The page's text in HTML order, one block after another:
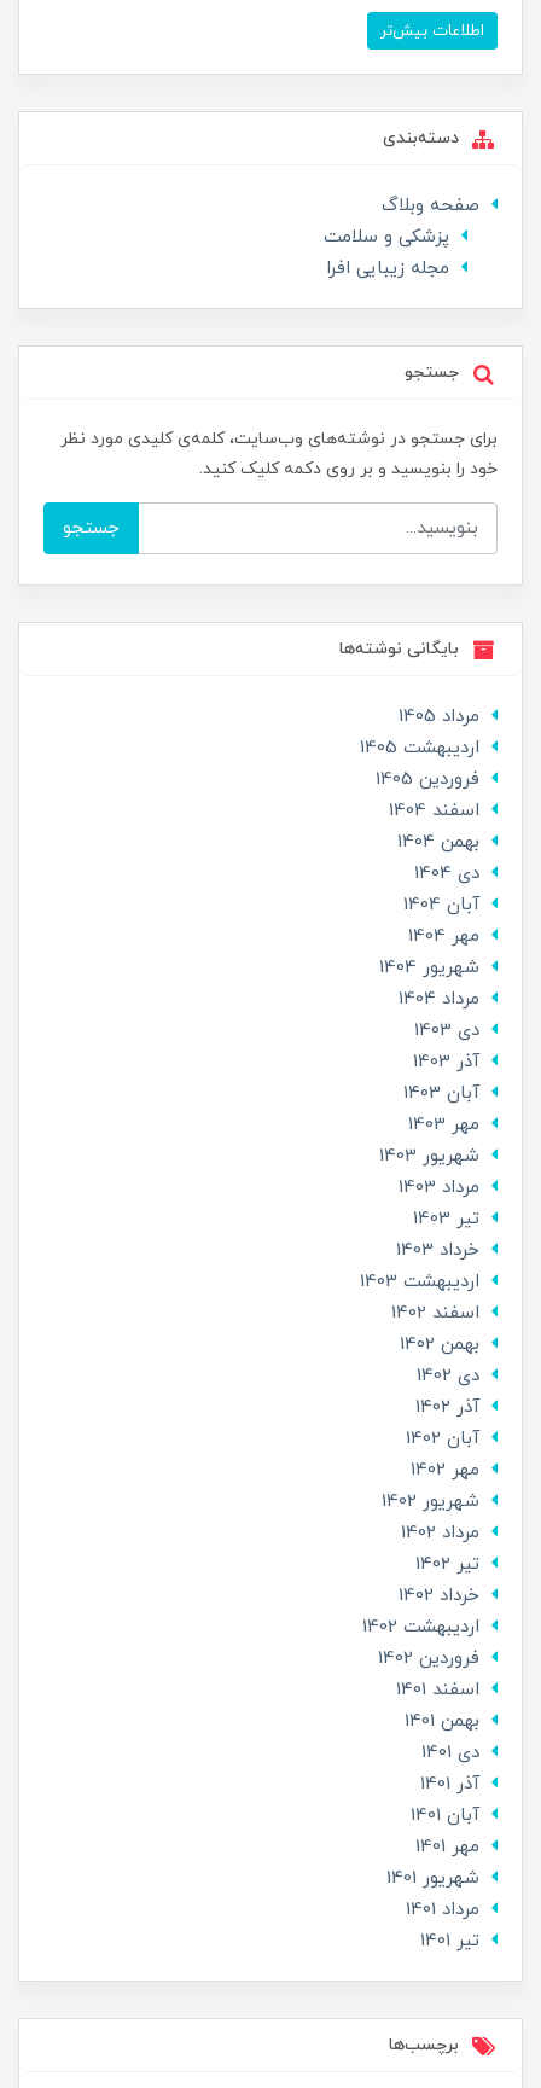
اطلاعات بیش‌تر
دسته‌بندی
صفحه وبلاگ
پزشکی و سلامت
مجله زیبایی افرا
جستجو
برای جستجو در نوشته‌های وب‌سایت، کلمه‌ی کلیدی مورد نظر
خود را بنویسید و بر روی دکمه کلیک کنید.
جستجو
بایگانی نوشته‌ها
مرداد 1405
ارديبهشت 1405
فروردین 1405
اسفند 1404
بهمن 1404
دی 1404
آبان 1404
مهر 1404
شهریور 1404
مرداد 1404
دی 1403
آذر 1403
آبان 1403
مهر 1403
شهریور 1403
مرداد 1403
تير 1403
خرداد 1403
ارديبهشت 1403
اسفند 1402
بهمن 1402
دی 1402
آذر 1402
آبان 1402
مهر 1402
شهریور 1402
مرداد 1402
تير 1402
خرداد 1402
ارديبهشت 1402
فروردین 1402
اسفند 1401
بهمن 1401
دی 1401
آذر 1401
آبان 1401
مهر 1401
شهریور 1401
مرداد 1401
تير 1401
برچسب‌ها